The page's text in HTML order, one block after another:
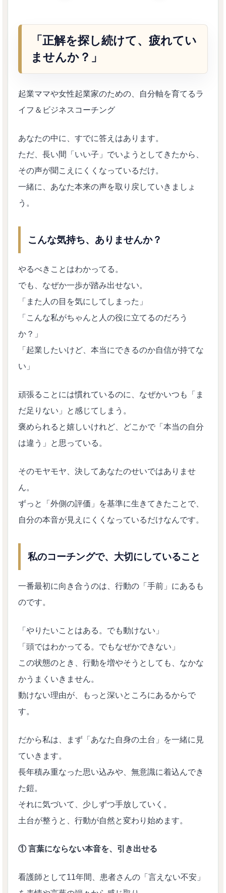
「正解を探し続けて、疲れてい
ませんか？」
起業ママや女性起業家のための、自分軸を育てるラ
イフ＆ビジネスコーチング
あなたの中に、すでに答えはあります。
ただ、長い間「いい子」でいようとしてきたから、
その声が聞こえにくくなっているだけ。
一緒に、あなた本来の声を取り戻していきましょ
う。
こんな気持ち、ありませんか？
やるべきことはわかってる。
でも、なぜか一歩が踏み出せない。
「また人の目を気にしてしまった」
「こんな私がちゃんと人の役に立てるのだろう
か？」
「起業したいけど、本当にできるのか自信が持てな
い」
頑張ることには慣れているのに、なぜかいつも「ま
だ足りない」と感じてしまう。
褒められると嬉しいけれど、どこかで「本当の自分
は違う」と思っている。
そのモヤモヤ、決してあなたのせいではありませ
ん。
ずっと「外側の評価」を基準に生きてきたことで、
自分の本音が見えにくくなっているだけなんです。
私のコーチングで、大切にしていること
一番最初に向き合うのは、行動の「手前」にあるも
のです。
「やりたいことはある。でも動けない」
「頭ではわかってる。でもなぜかできない」
この状態のとき、行動を増やそうとしても、なかな
かうまくいきません。
動けない理由が、もっと深いところにあるからで
す。
だから私は、まず「あなた自身の土台」を一緒に見
ていきます。
長年積み重なった思い込みや、無意識に着込んでき
た鎧。
それに気づいて、少しずつ手放していく。
土台が整うと、行動が自然と変わり始めます。
① 言葉にならない本音を、引き出せる
看護師として11年間、患者さんの「言えない不安」